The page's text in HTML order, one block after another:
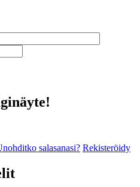
salasanasi? Rekisteröidy